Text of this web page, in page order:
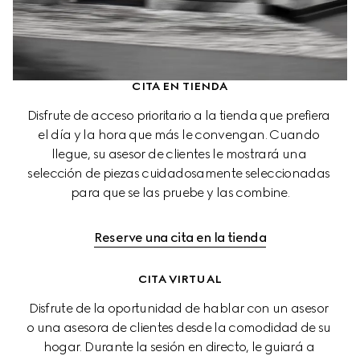
CITA EN TIENDA
Disfrute de acceso prioritario a la tienda que prefiera
el día y la hora que más le convengan. Cuando
llegue, su asesor de clientes le mostrará una
selección de piezas cuidadosamente seleccionadas
para que se las pruebe y las combine.
Reserve una cita en la tienda
CITA VIRTUAL
Disfrute de la oportunidad de hablar con un asesor
o una asesora de clientes desde la comodidad de su
hogar. Durante la sesión en directo, le guiará a